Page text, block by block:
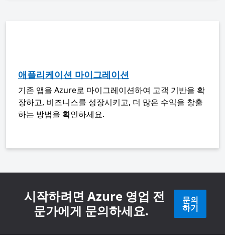
애플리케이션 마이그레이션
기존 앱을 Azure로 마이그레이션하여 고객 기반을 확
장하고, 비즈니스를 성장시키고, 더 많은 수익을 창출
하는 방법을 확인하세요.
시작하려면 Azure 영업 전
문가에게 문의하세요.
문의
하기